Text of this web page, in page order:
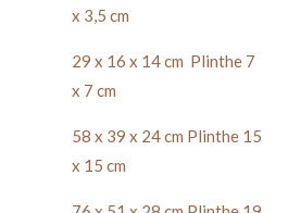
x 3,5 cm
29 x 16 x 14 cm Plinthe 7
x 7 cm
58 x 39 x 24 cm Plinthe 15
x 15 cm